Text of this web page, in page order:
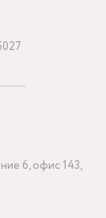
6, офис 143,